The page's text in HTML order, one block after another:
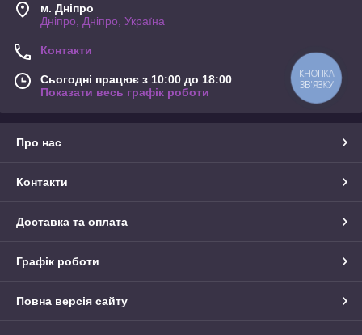
м. Дніпро
Дніпро, Дніпро, Україна
Контакти
Сьогодні працює з 10:00 до 18:00
Показати весь графік роботи
Про нас
Контакти
Доставка та оплата
Графік роботи
Повна версія сайту
КНОПКА
ЗВ'ЯЗКУ